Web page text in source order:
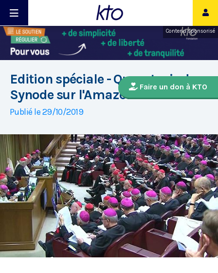
Contenu sponsorisé
Faire un don à KTO
Edition spéciale - Que retenir du
Synode sur l'Amazonie ?
Publié le 29/10/2019